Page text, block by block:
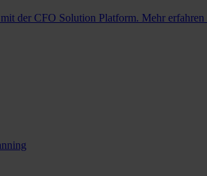
der CFO Solution Platform. Mehr erfahren